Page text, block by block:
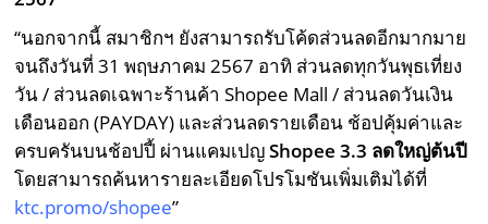
“นอกจากนี้ สมาชิกฯ ยังสามารถรับโค้ดส่วนลดอีกมากมาย
จนถึงวันที่ 31พฤษภาคม 2567 อาทิ ส่วนลดทุกวันพุธเที่ยง
วัน/ ส่วนลดเฉพาะร้านค้า Shopee Mall / ส่วนลดวันเงิน
เดือนออก (PAYDAY) และส่วนลดรายเดือน ช้อปคุ้มค่าและ
ครบครันบนช้อปปี้ ผ่านแคมเปญShopee 3.3 ลดใหญ่ต้นปี
โดยสามารถค้นหารายละเอียดโปรโมชันเพิ่มเติมได้ที่
ktc.promo/shopee”